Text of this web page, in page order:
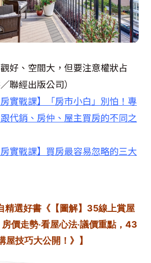
好、空間大，但要注意權狀占
聯經出版公司）
房實戰課】「房市小白」別怕！專
代銷、房仲、屋主買房的不同之
房實戰課】買房最容易忽略的三大
精選好書《【圖解】35線上賞屋
價走勢‧看屋心法‧議價重點，43
屋技巧大公開！》】